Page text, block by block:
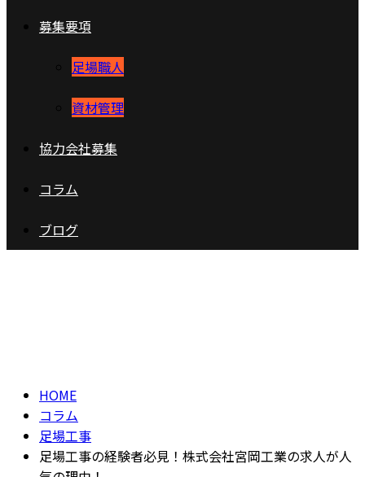
募集要項
足場職人
資材管理
協力会社募集
コラム
ブログ
HOME
コラム
足場工事
足場工事の経験者必見！株式会社宮岡工業の求人が人